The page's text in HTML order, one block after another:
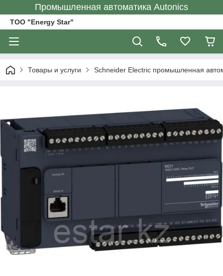
Промышленная автоматика Autonics
ТОО "Energy Star"
Товары и услуги Schneider Electric промышленная